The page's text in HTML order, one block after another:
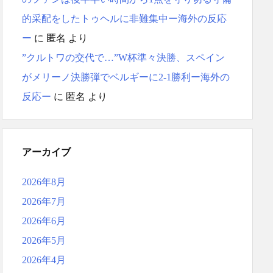
的采配をしたトゥヘルに非難集中ー海外の反応
ー に 匿名 より
”クルトワの交代で…”W杯準々決勝、スペイン
がメリーノ決勝弾でベルギーに2-1勝利ー海外の
反応ー に 匿名 より
アーカイブ
2026年8月
2026年7月
2026年6月
2026年5月
2026年4月